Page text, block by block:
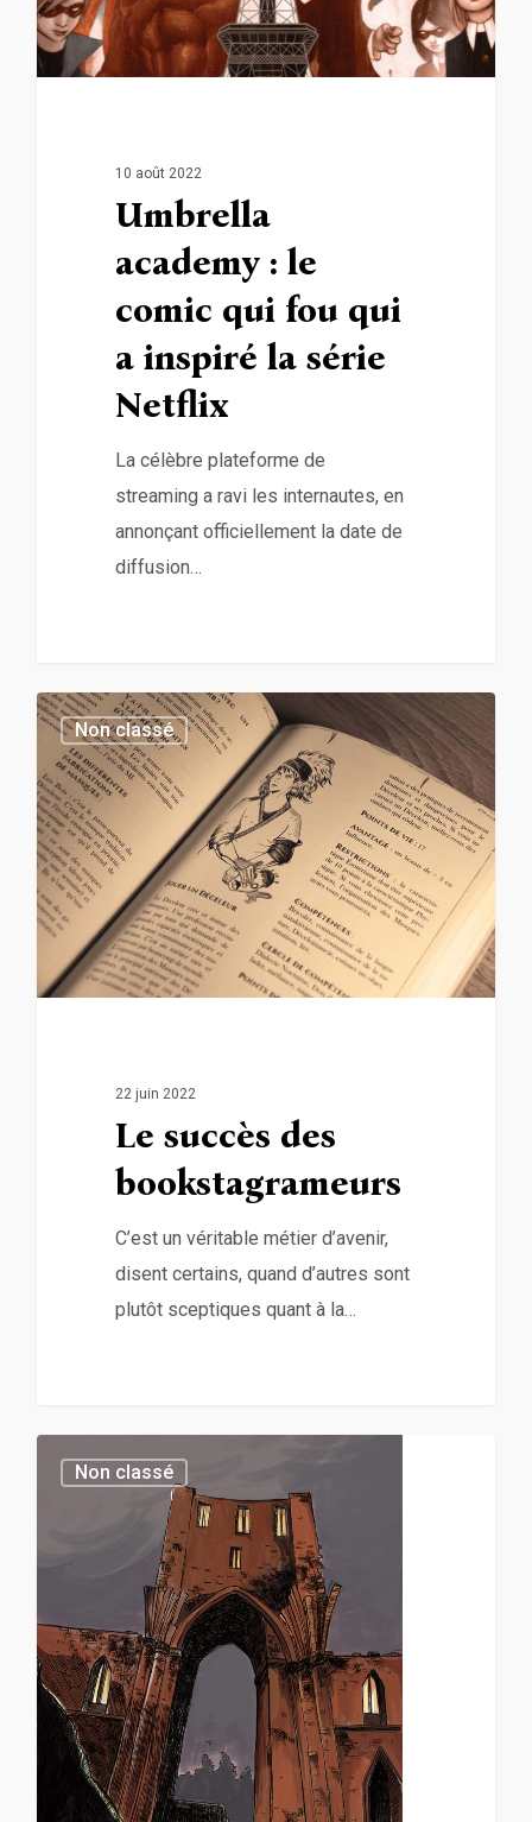
10 août 2022
Umbrella
academy : le
comic qui fou qui
a inspiré la série
Netflix
La célèbre plateforme de
streaming a ravi les internautes, en
annonçant officiellement la date de
diffusion…
Non classé
22 juin 2022
Le succès des
bookstagrameurs
C’est un véritable métier d’avenir,
disent certains, quand d’autres sont
plutôt sceptiques quant à la…
0
Non classé